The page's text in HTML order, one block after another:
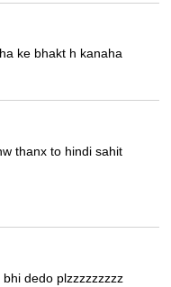
ke bhakt h kanaha
thanx to hindi sahit
dedo plzzzzzzzzz